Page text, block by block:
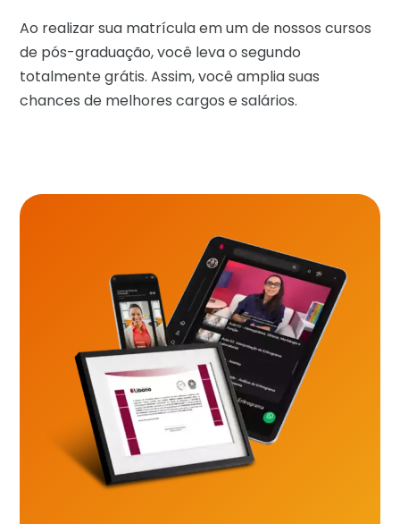
Ao realizar sua matrícula em um de nossos cursos
de pós-graduação, você leva o segundo
totalmente grátis. Assim, você amplia suas
chances de melhores cargos e salários.